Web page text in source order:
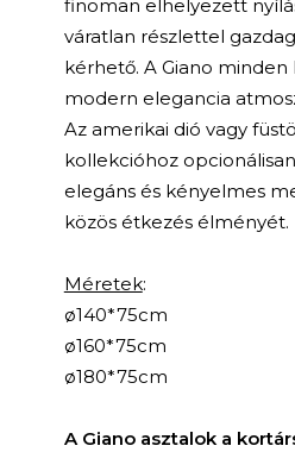
finoman elhelyezett
váratlan részlettel
kérhető. A Giano
modern elegancia
Az amerikai dió vagy
kollekcióhoz
elegáns és kényelmes
közös étkezés élményét.
Méretek:
ø140*75cm
ø160*75cm
ø180*75cm
A Giano asztalok a